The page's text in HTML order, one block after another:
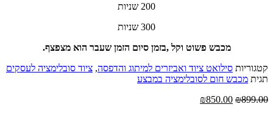
200 שניות
300 שניות
מכבש פשוט וקל ,בזמן סיום הזמן שעבר הוא מצפצף.
קטגוריות סילואט ציוד ואביזרים למיתוג והדפסה, ציוד סובלימציה לעסקים
תגית מכבש חום לסובלימציה במבצע
₪899.00
המחיר ₪850.00